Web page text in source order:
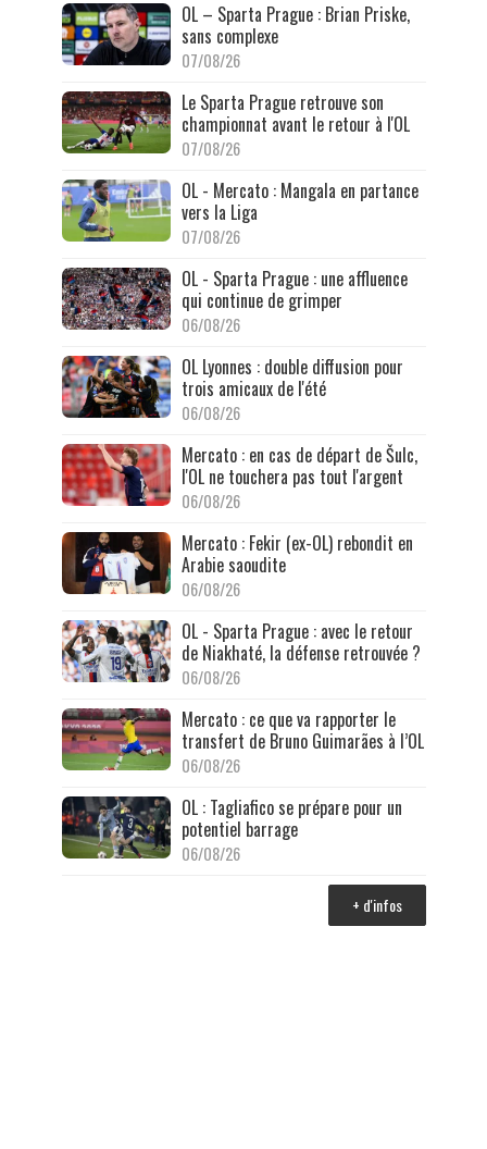
OL – Sparta Prague : Brian Priske,
sans complexe
07/08/26
Le Sparta Prague retrouve son
championnat avant le retour à l'OL
07/08/26
OL - Mercato : Mangala en partance
vers la Liga
07/08/26
OL - Sparta Prague : une affluence
qui continue de grimper
06/08/26
OL Lyonnes : double diffusion pour
trois amicaux de l'été
06/08/26
Mercato : en cas de départ de Šulc,
l'OL ne touchera pas tout l'argent
06/08/26
Mercato : Fekir (ex-OL) rebondit en
Arabie saoudite
06/08/26
OL - Sparta Prague : avec le retour
de Niakhaté, la défense retrouvée ?
06/08/26
Mercato : ce que va rapporter le
transfert de Bruno Guimarães à l’OL
06/08/26
OL : Tagliafico se prépare pour un
potentiel barrage
06/08/26
+ d'infos